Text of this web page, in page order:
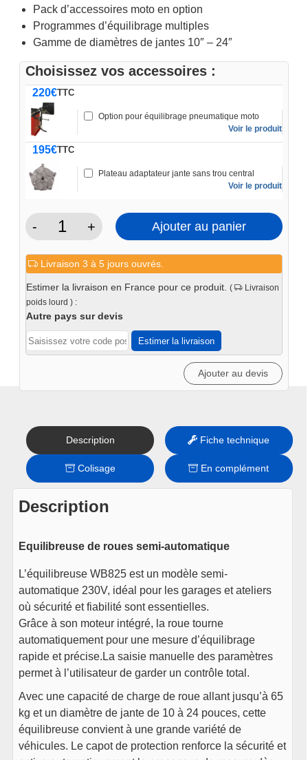
Pack d’accessoires moto en option
Programmes d’équilibrage multiples
Gamme de diamètres de jantes 10″ – 24″
Choisissez vos accessoires :
Option pour équilibrage pneumatique moto
Voir le produit
220€TTC
Plateau adaptateur jante sans trou central
Voir le produit
195€TTC
-
quantité
Équilibreuse
de
roue
automatique
WB825
+ Ajouter au panier
Livraison 3 à 5 jours ouvrés.
Estimer la livraison en France pour ce produit. (
Livraison
poids lourd ) :
Autre pays sur devis
Estimer la livraison
Ajouter au devis
Description Fiche technique
Colisage En complément
Description
Equilibreuse de roues semi-automatique
L’équilibreuse WB825 est un modèle semi-
automatique 230V, idéal pour les garages et ateliers
où sécurité et fiabilité sont essentielles.
Grâce à son moteur intégré, la roue tourne
automatiquement pour une mesure d’équilibrage
rapide et précise.La saisie manuelle des paramètres
permet à l’utilisateur de garder un contrôle total.
Avec une capacité de charge de roue allant jusqu’à 65
kg et un diamètre de jante de 10 à 24 pouces, cette
équilibreuse convient à une grande variété de
véhicules. Le capot de protection renforce la sécurité et